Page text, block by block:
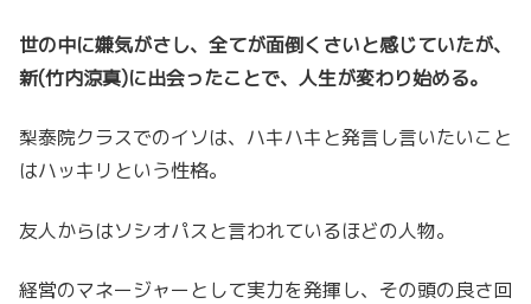
世の中に嫌気がさし、全てが面倒くさいと感じていたが、
新(竹内涼真)に出会ったことで、人生が変わり始める。
梨泰院クラスでのイソは、ハキハキと発言し言いたいこと
はハッキリという性格。
友人からはソシオパスと言われているほどの人物。
経営のマネージャーとして実力を発揮し、その頭の良さ回